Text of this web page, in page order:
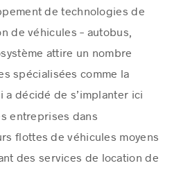
de technologies de
de véhicules – autobus,
attire un nombre
spécialisées comme la
a décidé de s’implanter ici
entreprises dans
flottes de véhicules moyens
des services de location de